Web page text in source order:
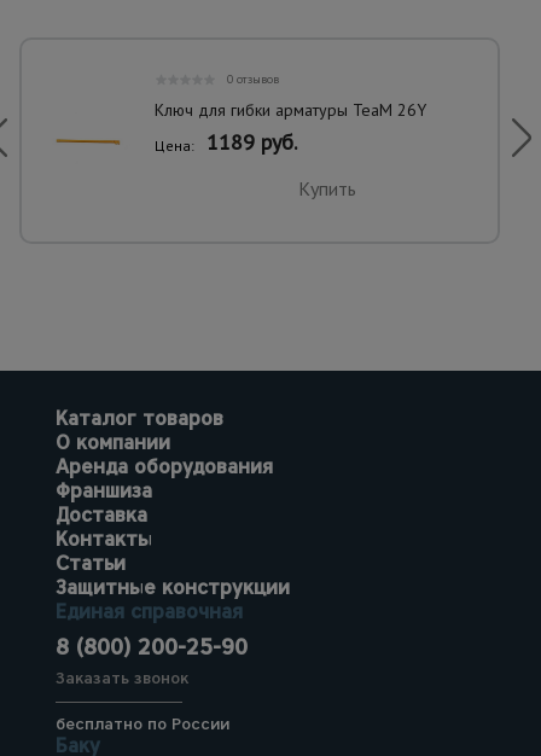
0 отзывов
Ключ для гибки арматуры TeaM 26Y
Цена: 1189 руб.
Купить
Каталог товаров
О компании
Аренда оборудования
Франшиза
Доставка
Контакты
Статьи
Защитные конструкции
Единая справочная
8 (800) 200-25-90
Заказать звонок
бесплатно по России
Баку